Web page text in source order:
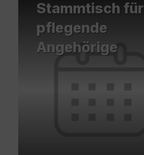
Stammtisch für
pflegende
Angehörige